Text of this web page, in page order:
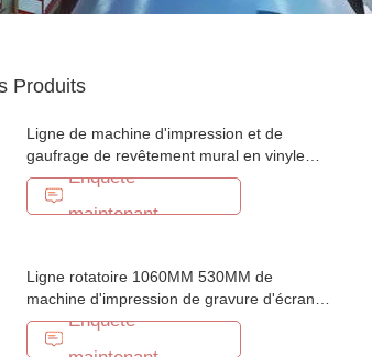
Produits
Ligne de machine d'impression et de
gaufrage de revêtement mural en vinyle
PVC à dos de tissu
Enquête
maintenant
Ligne rotatoire 1060MM 530MM de
machine d'impression de gravure d'écran
de papier peint de vinyle de PVC
Enquête